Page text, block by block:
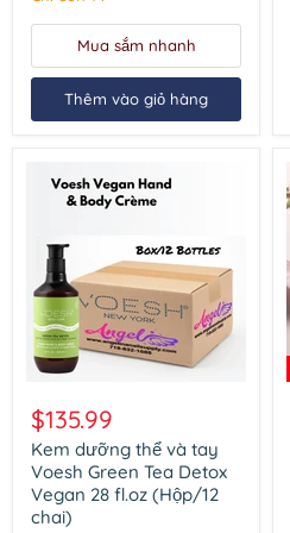
(box/50pcs)Mua sắm nhanh
Thêm vào giỏ hàng
dưỡng
thể
và
tay
Voesh
Green
Tea
$135.99
Kem dưỡng thể và tay
Voesh Green Tea Detox
Vegan 28 fl.oz (Hộp/12
chai)